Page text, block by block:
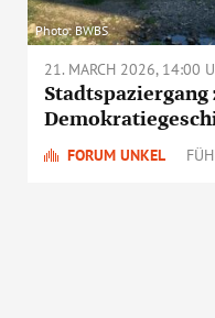
Photo: BWBS
21. MARCH 2026, 14:00
Stadtspaziergang
FORUM UNKEL